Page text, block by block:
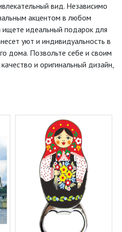
вид. Независимо
акцентом в любом
идеальный подарок для
уют и индивидуальность в
дома. Позвольте себе и своим
и оригинальный дизайн,